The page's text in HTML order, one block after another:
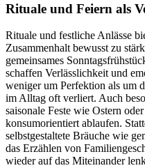
Rituale und Feiern als
Rituale und festliche Anlässe
Zusammenhalt bewusst zu
gemeinsames
schaffen Verlässlichkeit und
weniger um Perfektion als um
im Alltag oft verliert. Auch
saisonale Feste wie Ostern
konsumorientiert ablaufen.
selbstgestaltete Bräuche wie
das Erzählen von
wieder auf das Miteinander